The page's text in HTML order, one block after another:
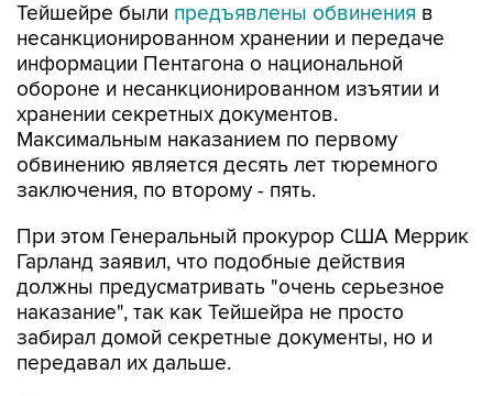
Тейшейре были предъявлены обвинения в
несанкционированном хранении и передаче
информации Пентагона о национальной
обороне и несанкционированном изъятии и
хранении секретных документов.
Максимальным наказанием по первому
обвинению является десять лет тюремного
заключения, по второму - пять.
При этом Генеральный прокурор США Меррик
Гарланд заявил, что подобные действия
должны предусматривать "очень серьезное
наказание", так как Тейшейра не просто
забирал домой секретные документы, но и
передавал их дальше.